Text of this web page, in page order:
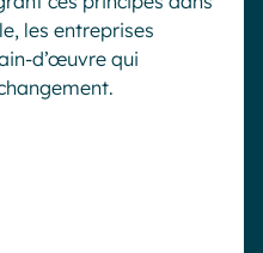
les entreprises
d’œuvre qui